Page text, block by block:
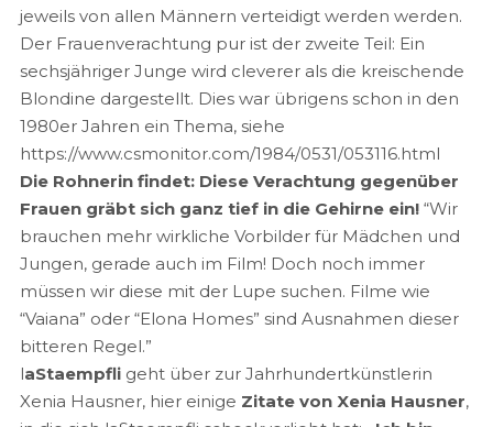
jeweils von allen Männern verteidigt werden werden.
Der Frauenverachtung pur ist der zweite Teil: Ein
sechsjähriger Junge wird cleverer als die kreischende
Blondine dargestellt. Dies war übrigens schon in den
1980er Jahren ein Thema, siehe
https://www.csmonitor.com/1984/0531/053116.html
Die Rohnerin findet: Diese Verachtung gegenüber
Frauen gräbt sich ganz tief in die Gehirne ein!“Wir
brauchen mehr wirkliche Vorbilder für Mädchen und
Jungen, gerade auch im Film! Doch noch immer
müssen wir diese mit der Lupe suchen. Filme wie
“Vaiana” oder “Elona Homes” sind Ausnahmen dieser
bitteren Regel.”
laStaempfligeht über zur Jahrhundertkünstlerin
Xenia Hausner, hier einige Zitate von Xenia Hausner,